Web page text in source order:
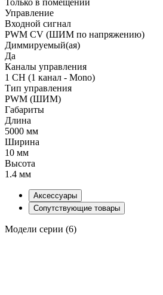
Управление
Входной сигнал
PWM СV (ШИМ по напряжению)
Диммируемый(ая)
Да
Каналы управления
1 CH (1 канал - Mono)
Тип управления
PWM (ШИМ)
Габариты
Длина
5000 мм
Ширина
10 мм
Высота
1.4 мм
Аксессуары
Сопутствующие товары
Модели серии (6)